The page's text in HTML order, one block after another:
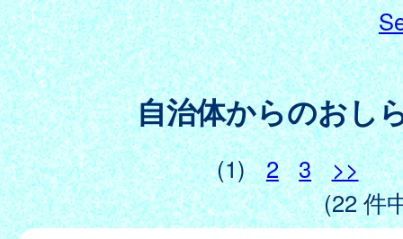
自治体からのおし
(1) 2 3
>>
(22 件